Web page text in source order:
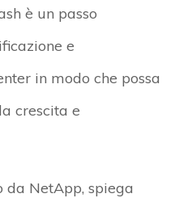
è un passo
e
in modo che possa
crescita e
da NetApp, spiega